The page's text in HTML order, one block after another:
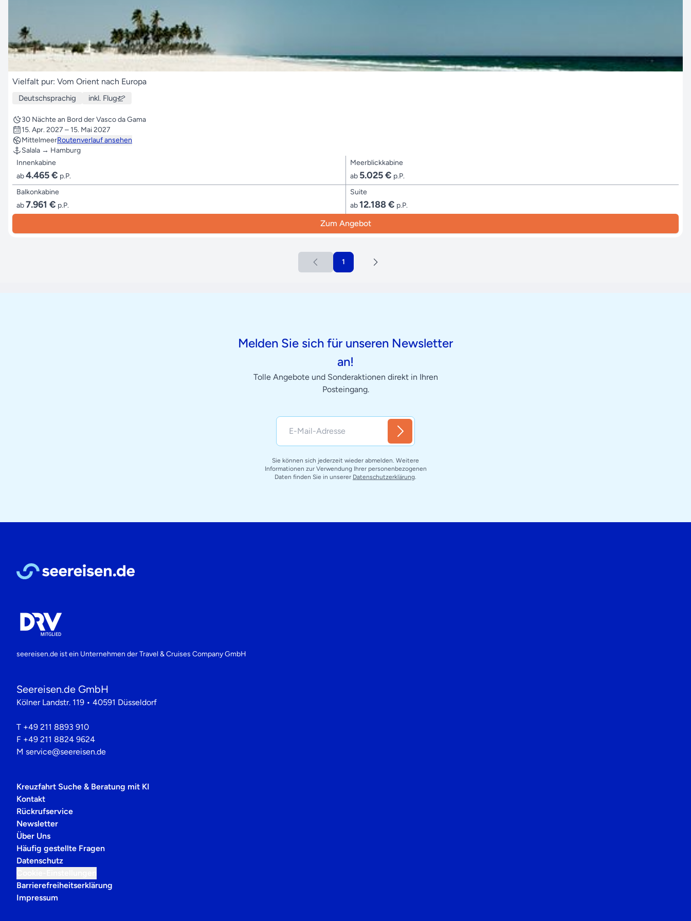
Vielfalt pur: Vom Orient nach Europa
Deutschsprachig inkl. Flug
30 Nächte an Bord der Vasco da Gama
15. Apr. 2027 – 15. Mai 2027
MittelmeerRoutenverlauf ansehen
Salala → Hamburg
Innenkabine
ab4.465 € p.P.
Meerblickkabine
ab 5.025 € p.P.
Balkonkabine
ab7.961 € p.P.
Suite
ab12.188 € p.P.
Zum Angebot
1
Melden Sie sich für unseren Newsletter
an!
Tolle Angebote und Sonderaktionen direkt in Ihren
Posteingang.
Sie können sich jederzeit wieder abmelden. Weitere
Informationen zur Verwendung Ihrer personenbezogenen
Daten finden Sie in unserer Datenschutzerklärung
seereisen.de ist ein Unternehmen derTravel & Cruises Company GmbH
Seereisen.de GmbH
Kölner Landstr. 119 • 40591 Düsseldorf
T +49 211 8893 910
F +49 211 8824 9624
M service@seereisen.de
Kreuzfahrt Suche & Beratung mit KI
Kontakt
Rückrufservice
Newsletter
Über Uns
Häufig gestellte Fragen
Datenschutz
Barrierefreiheitserklärung
Impressum